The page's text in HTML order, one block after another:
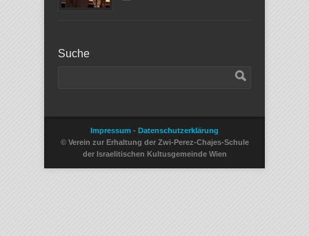
Suche
Impressum - Datenschutzerklärung
© Verein zur Erhaltung der Zwi-Perez-Chajes-Schule
der Israelitischen Kultusgemeinde Wien